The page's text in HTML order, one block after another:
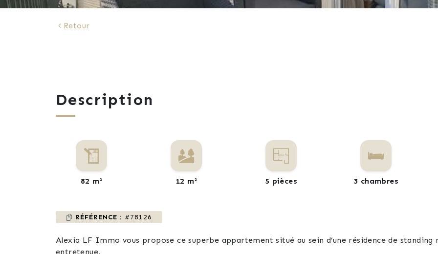
Retour
Description
82 m² 12 m² 5 pièces 3 chambres
RÉFÉRENCE : #78126
Alexia LF Immo vous propose ce superbe appartement situé au sein d’une résidence de
entretenue.